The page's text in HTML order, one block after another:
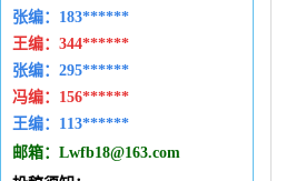
张编：183******
王编： 344******
张编：295******
冯编： 156******
王编： 113******
邮箱： Lwfb18@163.com